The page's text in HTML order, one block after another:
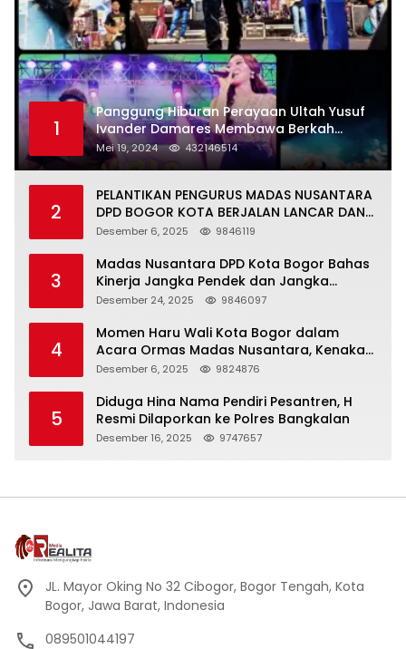
1
Panggung Hiburan Perayaan Ultah Yusuf
Ivander Damares Membawa Berkah
Warga Kejapanan
Mei 19, 2024 432146514
2
PELANTIKAN PENGURUS MADAS NUSANTARA
DPD BOGOR KOTA BERJALAN LANCAR DAN
KHIDMAT
Desember 6, 2025 9846119
3
Madas Nusantara DPD Kota Bogor Bahas
Kinerja Jangka Pendek dan Jangka
Panjang
Desember 24, 2025 9846097
4
Momen Haru Wali Kota Bogor dalam
Acara Ormas Madas Nusantara, Kenakan
Peci Hitam Tinggi sebagai Simbol
Desember 6, 2025 9824876
5
Diduga Hina Nama Pendiri Pesantren, H
Resmi Dilaporkan ke Polres Bangkalan
Desember 16, 2025 9747657
JL. Mayor Oking No 32 Cibogor, Bogor Tengah, Kota
Bogor, Jawa Barat, Indonesia
089501044197